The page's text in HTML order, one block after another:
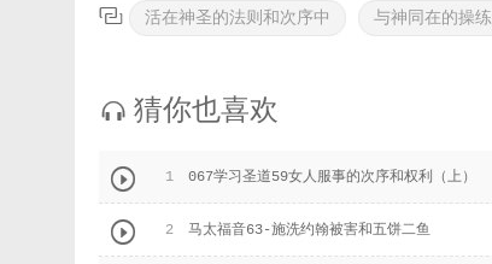
 活在神圣的法则和次序中 与神同在的操练
 猜你也喜欢
 1 067学习圣道59女人服事的次序和权利（上）
 2 马太福音63-施洗约翰被害和五饼二鱼